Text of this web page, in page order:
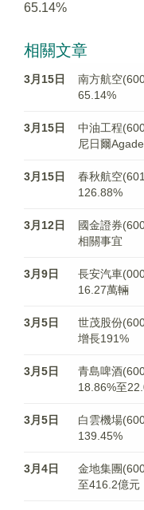
65.14%
相關文章
3月15日
南方航空
65.14%
3月15日
中油工程
尼日爾
3月15日
春秋航空
126.88%
3月12日
國金證券
相關事宜
3月9日
長安汽車
16.27萬輛
3月5日
世茂股份
增長191%
3月5日
青島啤酒
18.86%至
3月5日
白雲機場
139.45%
3月4日
金地集團
至416.2億元